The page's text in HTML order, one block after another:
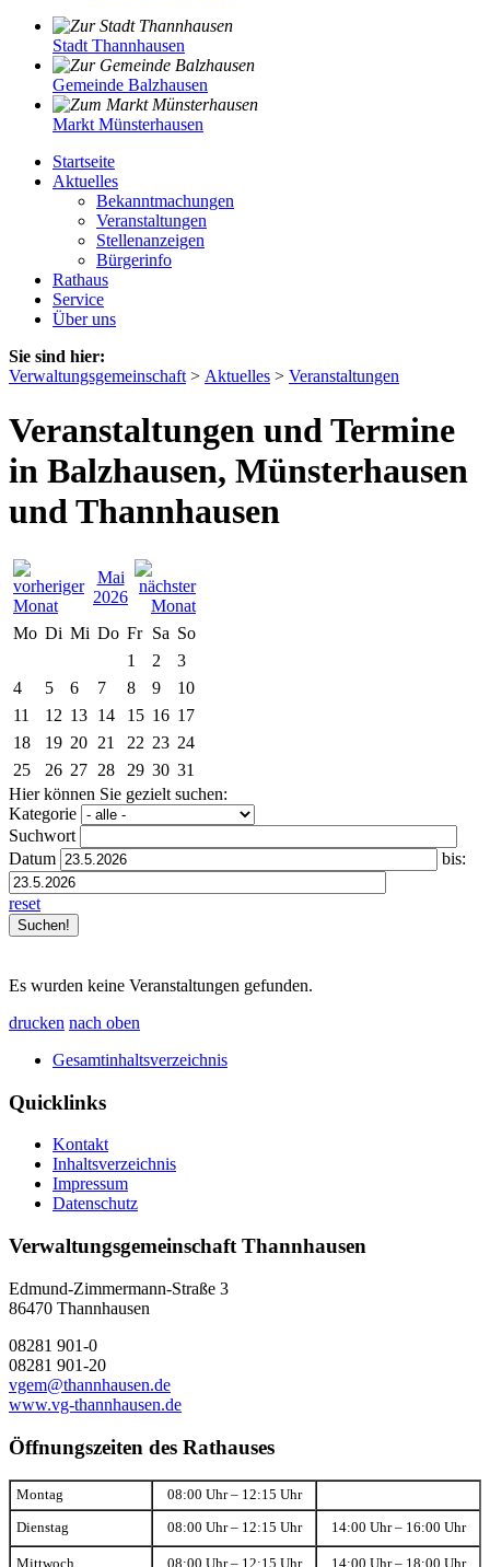
Stadt Thannhausen
Gemeinde Balzhausen
Markt Münsterhausen
Startseite
Aktuelles
Bekanntmachungen
Veranstaltungen
Stellenanzeigen
Bürgerinfo
Rathaus
Service
Über uns
Sie sind hier:
Verwaltungsgemeinschaft > Aktuelles > Veranstaltungen
Veranstaltungen und Termine
in Balzhausen, Münsterhausen
und Thannhausen
Mai
2026
Mo Di Mi Do Fr Sa So
1
2
3
4
5 6 7 8 9
10
11
12 13 14 15 16 17
18
19 20 21 22 23 24
25
26 27 28 29 30 31
Hier können Sie gezielt suchen:
Kategorie
Suchwort
Datum
bis:
reset
Es wurden keine Veranstaltungen gefunden.
drucken nach oben
Gesamtinhaltsverzeichnis
Quicklinks
Kontakt
Inhaltsverzeichnis
Impressum
Datenschutz
Verwaltungsgemeinschaft Thannhausen
Edmund-Zimmermann-Straße 3
86470 Thannhausen
08281 901-0
08281 901-20
vgem@thannhausen.de
www.vg-thannhausen.de
Öffnungszeiten des Rathauses
Montag 08:00 Uhr – 12:15 Uhr
Dienstag 08:00 Uhr – 12:15 Uhr 14:00 Uhr – 16:00 Uhr